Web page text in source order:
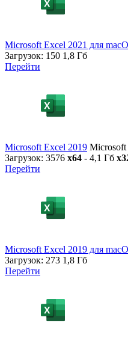
Microsoft Excel 2021 для
Загрузок: 150 1,8 Гб
Перейти
Microsoft Excel 2019 Microsoft
Загрузок: 3576 x64 - 4,1 Гб
Перейти
Microsoft Excel 2019 для
Загрузок: 273 1,8 Гб
Перейти